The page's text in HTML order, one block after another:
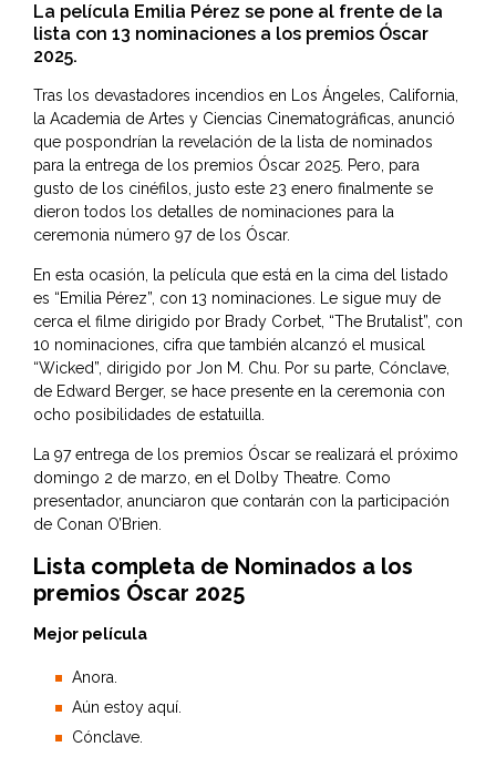
La película Emilia Pérez se pone al frente de la
lista con 13 nominaciones a los premios Óscar
2025.
Tras los devastadores incendios en Los Ángeles, California,
la Academia de Artes y Ciencias Cinematográficas, anunció
que pospondrían la revelación de la lista de nominados
para la entrega de los premios Óscar 2025. Pero, para
gusto de los cinéfilos, justo este 23 enero finalmente se
dieron todos los detalles de nominaciones para la
ceremonia número 97 de los Óscar.
En esta ocasión, la película que está en la cima del listado
es “Emilia Pérez”, con 13 nominaciones. Le sigue muy de
cerca el filme dirigido por Brady Corbet, “The Brutalist”, con
10 nominaciones, cifra que también alcanzó el musical
“Wicked”, dirigido por Jon M. Chu. Por su parte, Cónclave,
de Edward Berger, se hace presente en la ceremonia con
ocho posibilidades de estatuilla.
La 97 entrega de los premios Óscar se realizará el próximo
domingo 2 de marzo, en el Dolby Theatre. Como
presentador, anunciaron que contarán con la participación
de Conan O’Brien.
Lista completa de Nominados a los
premios Óscar 2025
Mejor película
Anora.
Aún estoy aquí.
Cónclave.